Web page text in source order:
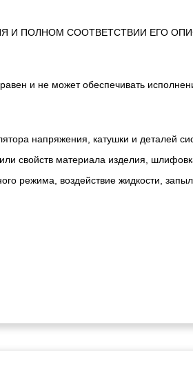
И ПОЛНОМ СООТВЕТСТВИИ ЕГО
и не может обеспечивать
напряжения, катушки и деталей
свойств материала изделия,
режима, воздействие жидкости,